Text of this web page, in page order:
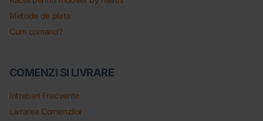
Metode de plata
Cum comand?
COMENZI SI LIVRARE
Intrebari Frecvente
Livrarea Comenzilor